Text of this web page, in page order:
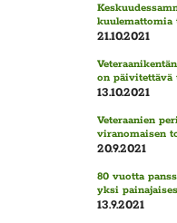
21.10.2021
on päivitettävä
13.10.2021
Veteraanien
viranomaisen
20.9.2021
80 vuotta
yksi
13.9.2021